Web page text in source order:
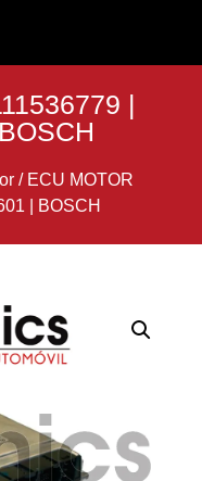
|
/ ECU MOTOR
| BOSCH